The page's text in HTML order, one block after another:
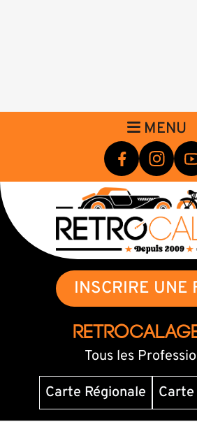
MENU
INSCRIRE UNE
Tous les
Carte Régionale